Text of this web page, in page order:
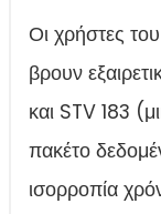
Οι χρήστες
βρουν
και STV 183
πακέτο
ισορροπία